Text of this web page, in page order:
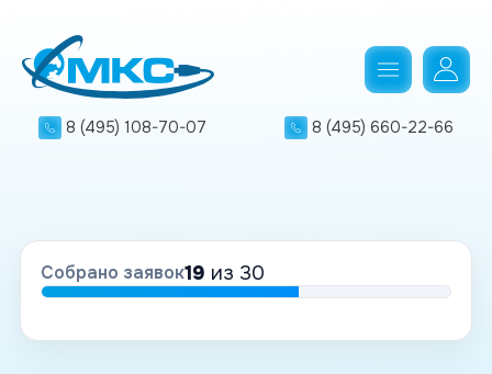
8 (495) 108-70-07 8 (495) 660-22-66
Собрано заявок19 из 30